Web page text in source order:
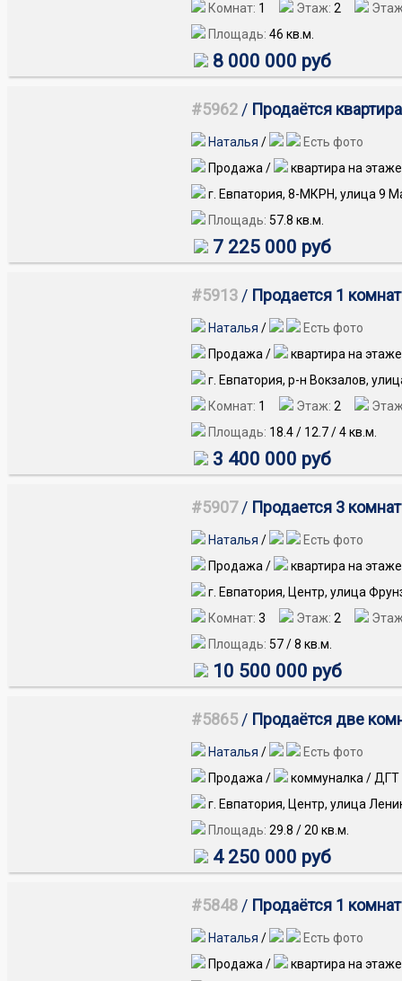
Комнат: 1 Этаж: 2
Площадь: 46 кв.м.
8 000 000 руб
#5962 / Продаётся
Наталья /
Есть фото
Продажа /
квартира на этаже
г. Евпатория, 8-МКРН, улица 9
Площадь: 57.8 кв.м.
7 225 000 руб
#5913 / Продается 1
Наталья /
Есть фото
Продажа /
квартира на этаже
г. Евпатория, р-н Вокзалов,
Комнат: 1 Этаж: 2
Площадь: 18.4/ 12.7/4кв.м.
3 400 000 руб
#5907/ Продается 3
Наталья /
Есть фото
Продажа /
квартира на этаже
г. Евпатория, Центр, улица
Комнат: 3 Этаж: 2
Площадь: 57/8 кв.м.
10 500 000 руб
#5865 / Продаётся две
Наталья /
Есть фото
Продажа /
коммуналка / ДГТ
г. Евпатория, Центр, улица
Площадь: 29.8 /20 кв.м.
4 250 000 руб
#5848 / Продаётся 1
Наталья /
Есть фото
Продажа /
квартира на этаже